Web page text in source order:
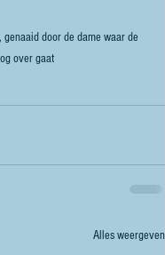
genaaid door de dame waar de
over gaat
Alles weergeven